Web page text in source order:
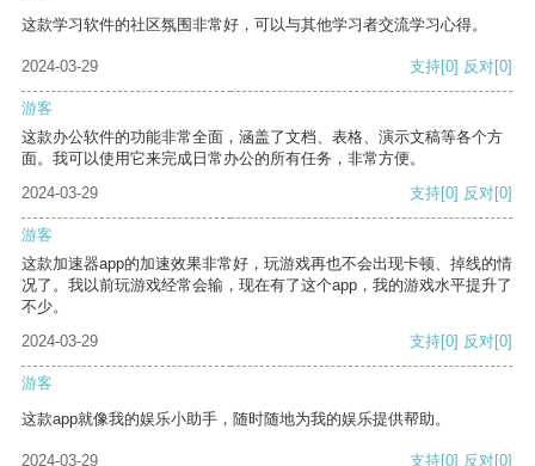
这款学习软件的社区氛围非常好，可以与其他学习者交流学习心得。
2024-03-29 支持[0] 反对[0]
游客
这款办公软件的功能非常全面，涵盖了文档、表格、演示文稿等各个方
面。我可以使用它来完成日常办公的所有任务，非常方便。
2024-03-29
支持[0] 反对[0]
游客
这款加速器app的加速效果非常好，玩游戏再也不会出现卡顿、掉线的情
况了。我以前玩游戏经常会输，现在有了这个app，我的游戏水平提升了
不少。
2024-03-29
支持[0] 反对[0]
游客
这款app就像我的娱乐小助手，随时随地为我的娱乐提供帮助。
2024-03-29 支持[0] 反对[0]